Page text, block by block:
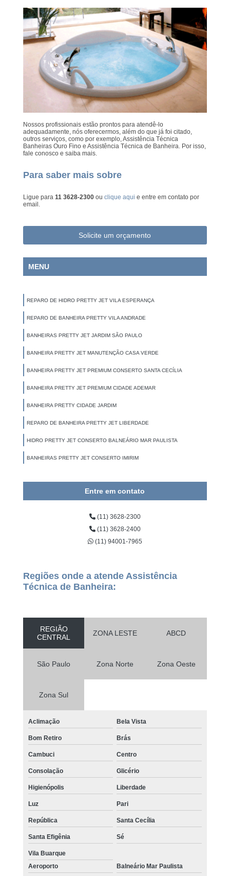
Nossos profissionais estão prontos para atendê-lo
adequadamente, nós oferecermos, além do que já foi citado,
outros serviços, como por exemplo, Assistência Técnica
Banheiras Ouro Fino e Assistência Técnica de Banheira. Por isso,
fale conosco e saiba mais.
Para saber mais sobre
Ligue para 11 3628-2300ou clique aqui e entre em contato por
email.
Solicite um orçamento
MENU
REPARO DE HIDRO PRETTY JET VILA ESPERANÇA
REPARO DE BANHEIRA PRETTY VILA ANDRADE
BANHEIRAS PRETTY JET JARDIM SÃO PAULO
BANHEIRA PRETTY JET MANUTENÇÃO CASA VERDE
BANHEIRA PRETTY JET PREMIUM CONSERTO SANTA CECÍLIA
BANHEIRA PRETTY JET PREMIUM CIDADE ADEMAR
BANHEIRA PRETTY CIDADE JARDIM
REPARO DE BANHEIRA PRETTY JET LIBERDADE
HIDRO PRETTY JET CONSERTO BALNEÁRIO MAR PAULISTA
BANHEIRAS PRETTY JET CONSERTO IMIRIM
Entre em contato
(11) 3628-2300
(11) 3628-2400
(11) 94001-7965
Regiões onde a atende Assistência
Técnica de Banheira:
REGIÃO
CENTRAL
ZONA LESTE ABCD
São Paulo Zona Norte Zona Oeste
Zona Sul
Aclimação Bela Vista
Bom Retiro Brás
Cambuci Centro
Consolação Glicério
Higienópolis Liberdade
Luz Pari
República Santa Cecília
Santa Efigênia Sé
Vila Buarque
Aeroporto
Balneário Mar Paulista